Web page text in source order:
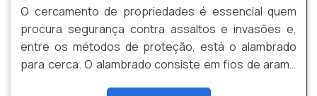
O cercamento de propriedades é essencial quem
procura segurança contra assaltos e invasões e,
entre os métodos de proteção, está o alambrado
para cerca. O alambrado consiste em fios de arame